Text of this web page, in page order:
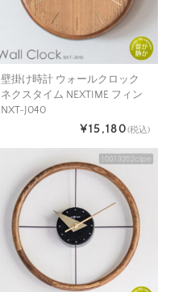
壁掛け時計 ウォールクロック
ネクスタイム NEXTIME フィン
NXT-J040
¥15,180(税込)